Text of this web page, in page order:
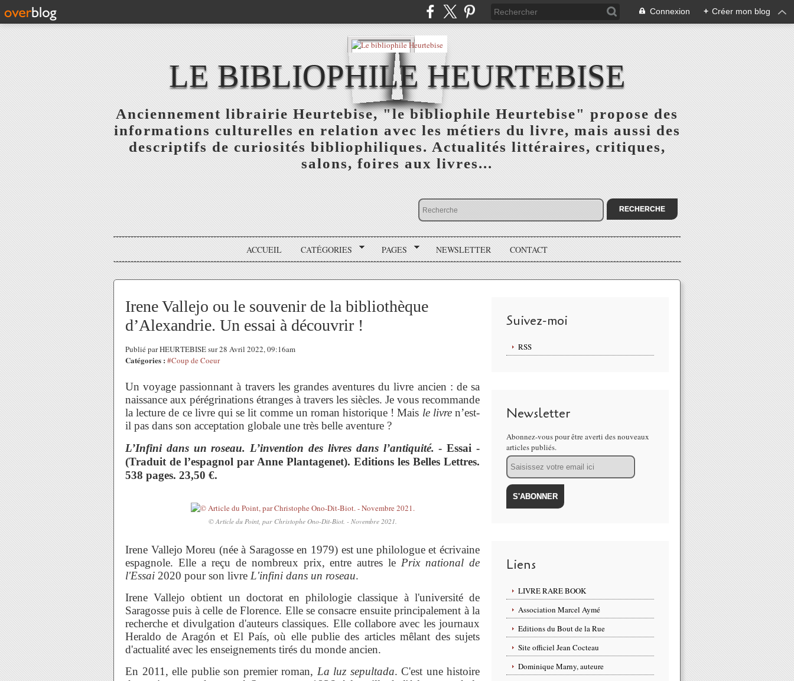
Connexion + Créer mon blog
LE BIBLIOPHILE HEURTEBISE
Anciennement librairie Heurtebise, "le bibliophile Heurtebise" propose des
informations culturelles en relation avec les métiers du livre, mais aussi des
descriptifs de curiosités bibliophiliques. Actualités littéraires, critiques,
salons, foires aux livres...
ACCUEIL CATÉGORIES PAGES NEWSLETTER CONTACT
Irene Vallejo ou le souvenir de la bibliothèque
d’Alexandrie. Un essai à découvrir !
Publié par HEURTEBISE sur 28 Avril 2022, 09:16am
Catégories : #Coup de Coeur
Un voyage passionnant à travers les grandes aventures du livre ancien : de sa
naissance aux pérégrinations étranges à travers les siècles. Je vous recommande
la lecture de ce livre qui se lit comme un roman historique ! Mais le livren’est-
il pas dans son acceptation globale une très belle aventure ?
L’Infini dans un roseau. L’invention des livres dans l’antiquité. - Essai -
(Traduit de l’espagnol par Anne Plantagenet). Editions les Belles Lettres.
538 pages. 23,50 €.
© Article du Point, par Christophe Ono-Dit-Biot. - Novembre 2021.
Irene Vallejo Moreu (née à Saragosse en 1979) est une philologue et écrivaine
espagnole. Elle a reçu de nombreux prix, entre autres le Prix national de
l'Essai 2020 pour son livre L'infini dans un roseau.
Irene Vallejo obtient un doctorat en philologie classique à l'université de
Saragosse puis à celle de Florence. Elle se consacre ensuite principalement à la
recherche et divulgation d'auteurs classiques. Elle collabore avec les journaux
Heraldo de Aragón et El País, où elle publie des articles mêlant des sujets
d'actualité avec les enseignements tirés du monde ancien.
En 2011, elle publie son premier roman, La luz sepultada. C'est une histoire
Suivez-moi
RSS
Newsletter
Abonnez-vous pour être averti des nouveaux
articles publiés.
Email
Liens
LIVRE RARE BOOK
Association Marcel Aymé
Editions du Bout de la Rue
Site officiel Jean Cocteau
Dominique Marny, auteure